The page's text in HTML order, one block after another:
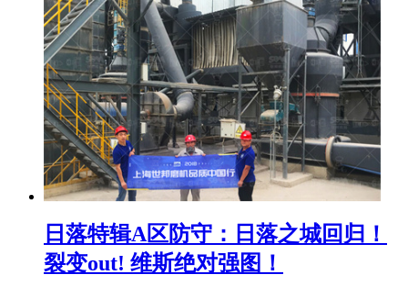
日落特辑A区防守：日落之城回归！
裂变out! 维斯绝对强图！